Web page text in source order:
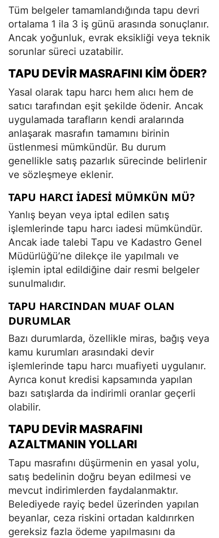
Tüm belgeler tamamlandığında tapu devri
ortalama 1 ila 3 iş günü arasında sonuçlanır.
Ancak yoğunluk, evrak eksikliği veya teknik
sorunlar süreci uzatabilir.
TAPU DEVIR MASRAFINI KIM ÖDER?
Yasal olarak tapu harcı hem alıcı hem de
satıcı tarafından eşit şekilde ödenir. Ancak
uygulamada tarafların kendi aralarında
anlaşarak masrafın tamamını birinin
üstlenmesi mümkündür. Bu durum
genellikle satış pazarlık sürecinde belirlenir
ve sözleşmeye eklenir.
TAPU HARCI İADESI MÜMKÜN MÜ?
Yanlış beyan veya iptal edilen satış
işlemlerinde tapu harcı iadesi mümkündür.
Ancak iade talebi Tapu ve Kadastro Genel
Müdürlüğü’ne dilekçe ile yapılmalı ve
işlemin iptal edildiğine dair resmi belgeler
sunulmalıdır.
TAPU HARCINDAN MUAF OLAN
DURUMLAR
Bazı durumlarda, özellikle miras, bağış veya
kamu kurumları arasındaki devir
işlemlerinde tapu harcı muafiyeti uygulanır.
Ayrıca konut kredisi kapsamında yapılan
bazı satışlarda da indirimli oranlar geçerli
olabilir.
TAPU DEVIR MASRAFINI
AZALTMANIN YOLLARI
Tapu masrafını düşürmenin en yasal yolu,
satış bedelinin doğru beyan edilmesi ve
mevcut indirimlerden faydalanmaktır.
Belediyede rayiç bedel üzerinden yapılan
beyanlar, ceza riskini ortadan kaldırırken
gereksiz fazla ödeme yapılmasını da